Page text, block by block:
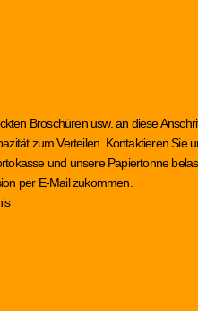
Broschüren usw. an diese
zum Verteilen. Kontaktieren Sie
und unsere Papiertonne
per E-Mail zukommen.